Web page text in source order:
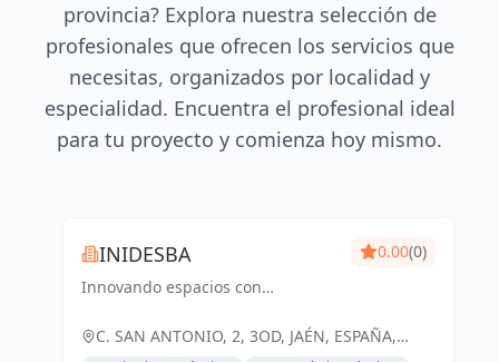
provincia? Explora nuestra selección de
profesionales que ofrecen los servicios que
necesitas, organizados por localidad y
especialidad. Encuentra el profesional ideal
para tu proyecto y comienza hoy mismo.
INIDESBA
Innovando espacios con
de excelencia
0.00(0)
C. SAN ANTONIO, 2, 3OD, JAÉN, ESPAÑA,